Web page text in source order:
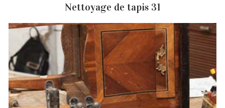
Nettoyage de tapis 31